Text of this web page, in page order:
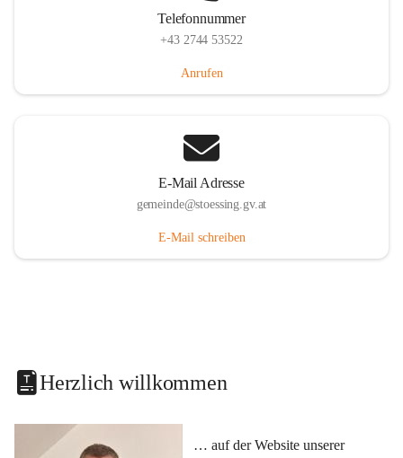
Telefonnummer
+43 2744 53522
Anrufen
E-Mail Adresse
gemeinde@stoessing.gv.at
E-Mail schreiben
Herzlich willkommen
… auf der Website unserer